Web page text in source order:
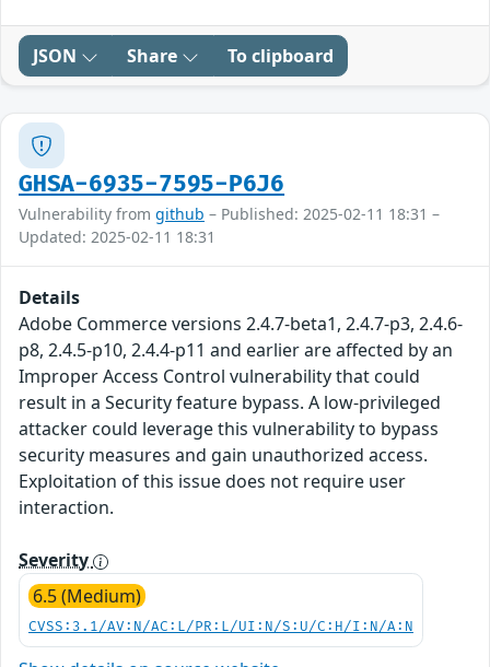
JSON Share To clipboard
GHSA-6935-7595-P6J6
Vulnerability from github – Published: 2025-02-11 18:31 –
Updated: 2025-02-11 18:31
Details
Adobe Commerce versions 2.4.7-beta1, 2.4.7-p3, 2.4.6-
p8, 2.4.5-p10, 2.4.4-p11 and earlier are affected by an
Improper Access Control vulnerability that could
result in a Security feature bypass. A low-privileged
attacker could leverage this vulnerability to bypass
security measures and gain unauthorized access.
Exploitation of this issue does not require user
interaction.
Severity
6.5 (Medium)
CVSS:3.1/AV:N/AC:L/PR:L/UI:N/S:U/C:H/I:N/A:N